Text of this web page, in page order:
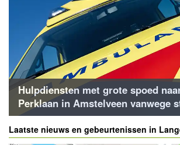
Hulpdiensten met grote spoed
Perklaan in Amstelveen vanwege
Laatste nieuws en gebeurtenissen in